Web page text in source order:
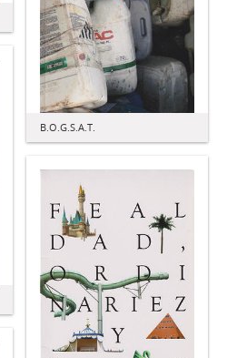
B.O.G.S.A.T.